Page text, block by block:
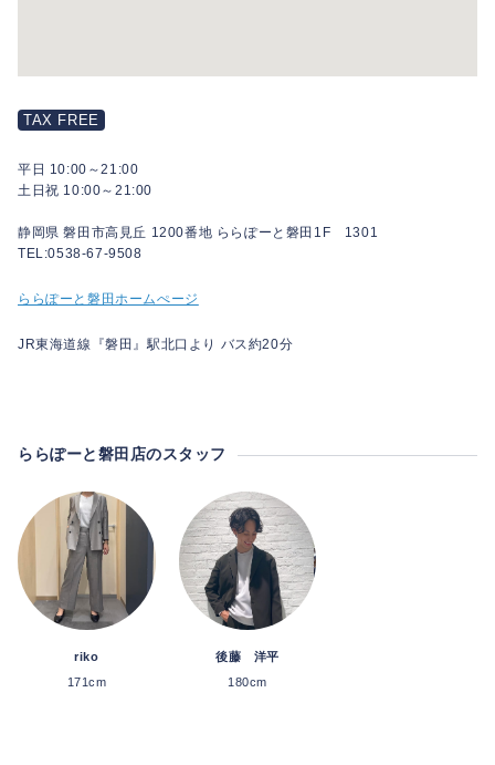
TAX FREE
平日 10:00～21:00
土日祝 10:00～21:00
静岡県 磐田市高見丘 1200番地 ららぽーと磐田1F 1301
TEL:0538-67-9508
ららぽーと磐田ホームぺージ
JR東海道線『磐田』駅北口より バス約20分
ららぽーと磐田店のスタッフ
riko
171cm
後藤 洋平
180cm